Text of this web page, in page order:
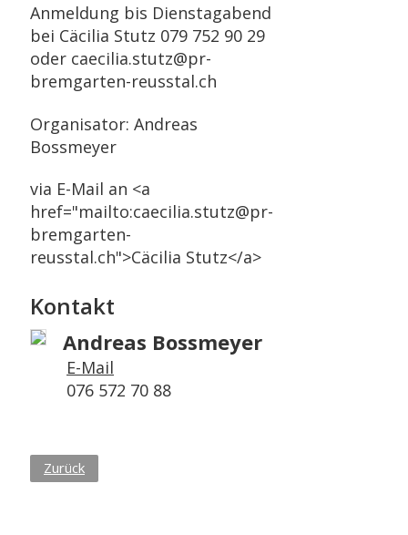
Anmeldung bis Dienstagabend
bei Cäcilia Stutz 079 752 90 29
oder caecilia.stutz@pr-
bremgarten-reusstal.ch
Organisator: Andreas
Bossmeyer
via E-Mail an <a
href="mailto:caecilia.stutz@pr-
bremgarten-
reusstal.ch">Cäcilia Stutz</a>
Kontakt
Andreas Bossmeyer
E-Mail
076 572 70 88
Zurück